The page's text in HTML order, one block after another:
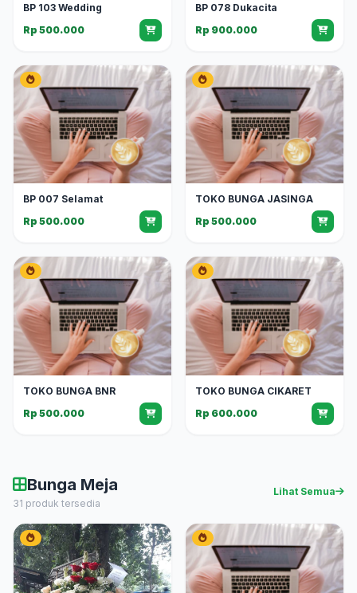
BP 103 Wedding
Rp 500.000
BP 078 Dukacita
Rp 900.000
BP 007 Selamat
Rp 500.000
TOKO BUNGA JASINGA
Rp 500.000
TOKO BUNGA BNR
Rp 500.000
TOKO BUNGA CIKARET
Rp 600.000
Bunga Meja
31 produk tersedia
Lihat Semua